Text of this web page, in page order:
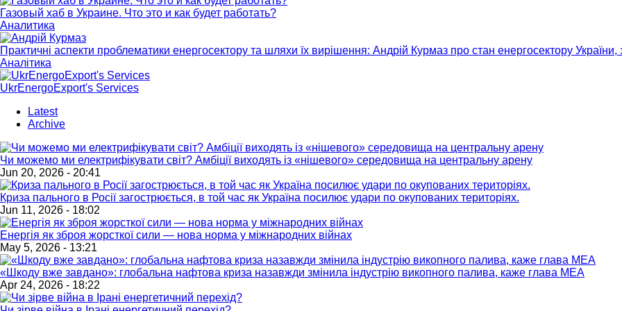
Газовый хаб в Украине. Что это и как будет работать?
Аналитика
Практичні аспекти проблематики енергосектору та шляхи їх вирішення: Андрій Курмаз про стан енергосектору України,
Аналітика
UkrEnergoExport's Services
Latest
Archive
Чи можемо ми електрифікувати світ? Амбіції виходять із «нішевого» середовища на центральну арену
Jun 20, 2026 - 20:41
Криза пального в Росії загострюється, в той час як Україна посилює удари по окупованих територіях.
Jun 11, 2026 - 18:02
Енергія як зброя жорсткої сили — нова норма у міжнародних війнах
May 5, 2026 - 13:21
«Шкоду вже завдано»: глобальна нафтова криза назавжди змінила індустрію викопного палива, каже глава МЕА
Apr 24, 2026 - 18:22